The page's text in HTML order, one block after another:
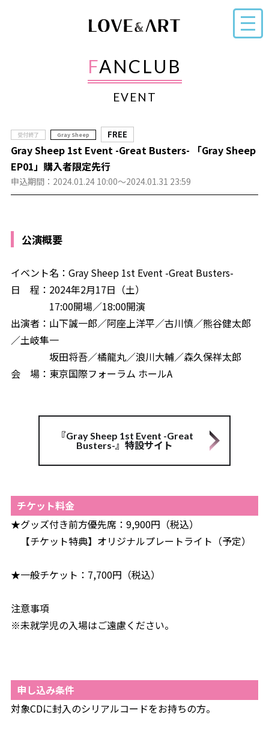
FANCLUB
EVENT
受付終了 Gray Sheep FREE
Gray Sheep 1st Event -Great Busters- 「Gray Sheep
EP01」購入者限定先行
申込期間：2024.01.24 10:00～2024.01.31 23:59
公演概要
イベント名：Gray Sheep 1st Event -Great Busters-
日 程：2024年2月17日（土）
17:00開場／18:00開演
出演者：山下誠一郎／阿座上洋平／古川慎／熊谷健太郎
／土岐隼一
坂田将吾／橘龍丸／浪川大輔／森久保祥太郎
会 場：東京国際フォーラム ホールA
『Gray Sheep 1st Event -Great
Busters-』特設サイト
チケット料金
★グッズ付き前方優先席：9,900円（税込）
【チケット特典】オリジナルプレートライト（予定）
★一般チケット：7,700円（税込）
注意事項
※未就学児の入場はご遠慮ください。
申し込み条件
対象CDに封入のシリアルコードをお持ちの方。